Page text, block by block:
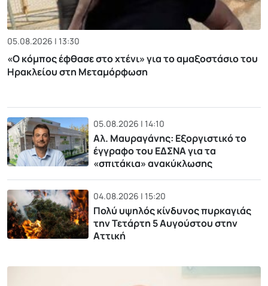
05.08.2026 | 13:30
«Ο κόμπος έφθασε στο χτένι» για το αμαξοστάσιο του
Ηρακλείου στη Μεταμόρφωση
05.08.2026 | 14:10
Αλ. Μαυραγάνης: Εξοργιστικό το
έγγραφο του ΕΔΣΝΑ για τα
«σπιτάκια» ανακύκλωσης
04.08.2026 | 15:20
Πολύ υψηλός κίνδυνος πυρκαγιάς
την Τετάρτη 5 Αυγούστου στην
Αττική